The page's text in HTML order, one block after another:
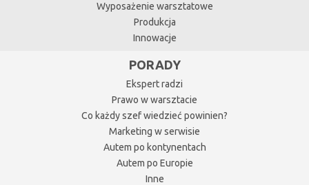
Wyposażenie warsztatowe
Produkcja
Innowacje
PORADY
Ekspert radzi
Prawo w warsztacie
Co każdy szef wiedzieć powinien?
Marketing w serwisie
Autem po kontynentach
Autem po Europie
Inne